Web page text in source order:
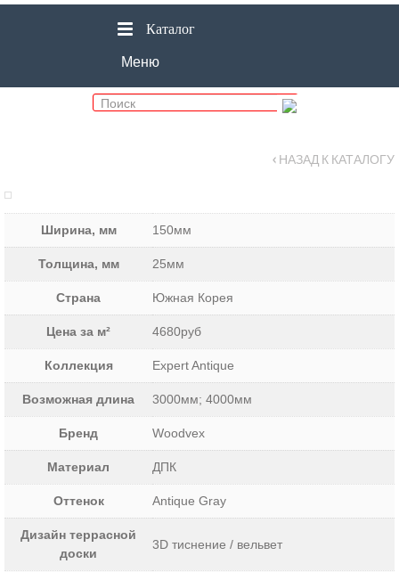
Каталог
Меню
‹ НАЗАД К КАТАЛОГУ
Ширина, мм 150мм
Толщина, мм 25мм
Страна Южная Корея
Цена за м² 4680руб
Коллекция Expert Antique
Возможная длина 3000мм; 4000мм
Бренд Woodvex
Материал ДПК
Оттенок Antique Gray
Дизайн террасной
доски
3D тиснение / вельвет